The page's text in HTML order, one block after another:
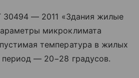
30494 — 2011 «Здания жилые
микроклимата
температура в жилых
— 20−28 градусов.